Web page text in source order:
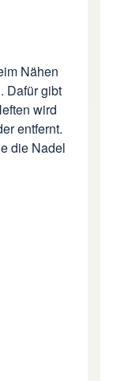
Nähen
Dafür gibt
wird
entfernt.
die Nadel